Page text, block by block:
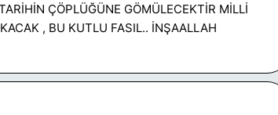
ÇÖPLÜĞÜNE GÖMÜLECEKTİR MİLLİ
, BU KUTLU FASIL.. İNŞAALLAH